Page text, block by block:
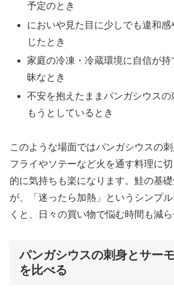
予定のとき
においや見た目に少しでも違和
じたとき
家庭の冷凍・冷蔵環境に自信が
昧なとき
不安を抱えたままパンガシウスの
もうとしているとき
このような場面ではパンガシウスの刺
フライやソテーなど火を通す料理に
的に気持ちも楽になります。鮭の基
が、「迷ったら加熱」というシンプ
くと、日々の買い物で悩む時間も減ら
パンガシウスの刺身とサー
を比べる